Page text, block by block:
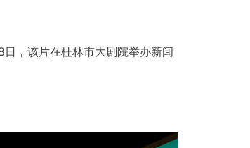
，该片在桂林市大剧院举办新闻